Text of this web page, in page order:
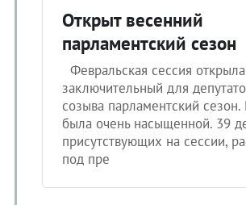
Открыт весенний
парламентский сезон
Февральская сессия
заключительный для
созыва парламентский сезон.
была очень насыщенной. 39
присутствующих на сессии,
под пре